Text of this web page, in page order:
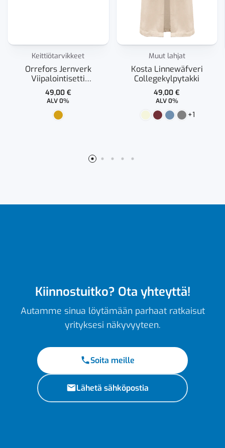
Keittiötarvikkeet
Orrefors Jernverk
Viipalointisetti
leikkuulaudalla
49,00 €
ALV 0%
Muut lahjat
Kosta Linnewäfveri
Collegekylpytakki
49,00€
ALV 0%
+1
Kiinnostuitko? Ota yhteyttä!
Autamme sinua löytämään parhaat ratkaisut
yrityksesi näkyvyyteen.
Soita meille
Lähetä sähköpostia